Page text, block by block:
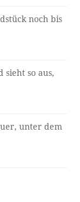
noch bis
sieht so aus,
unter dem